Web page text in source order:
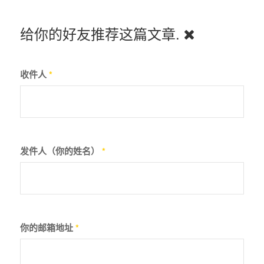
给你的好友推荐这篇文章.
收件人*
发件人（你的姓名） *
你的邮箱地址*